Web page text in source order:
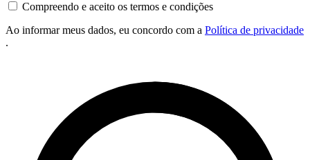
Compreendo e aceito os termos e condições
Ao informar meus dados, eu concordo com a Política de privacidade
.